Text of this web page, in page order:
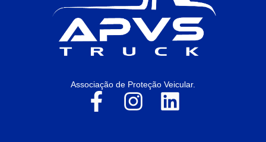
Associação de Proteção Veicular.